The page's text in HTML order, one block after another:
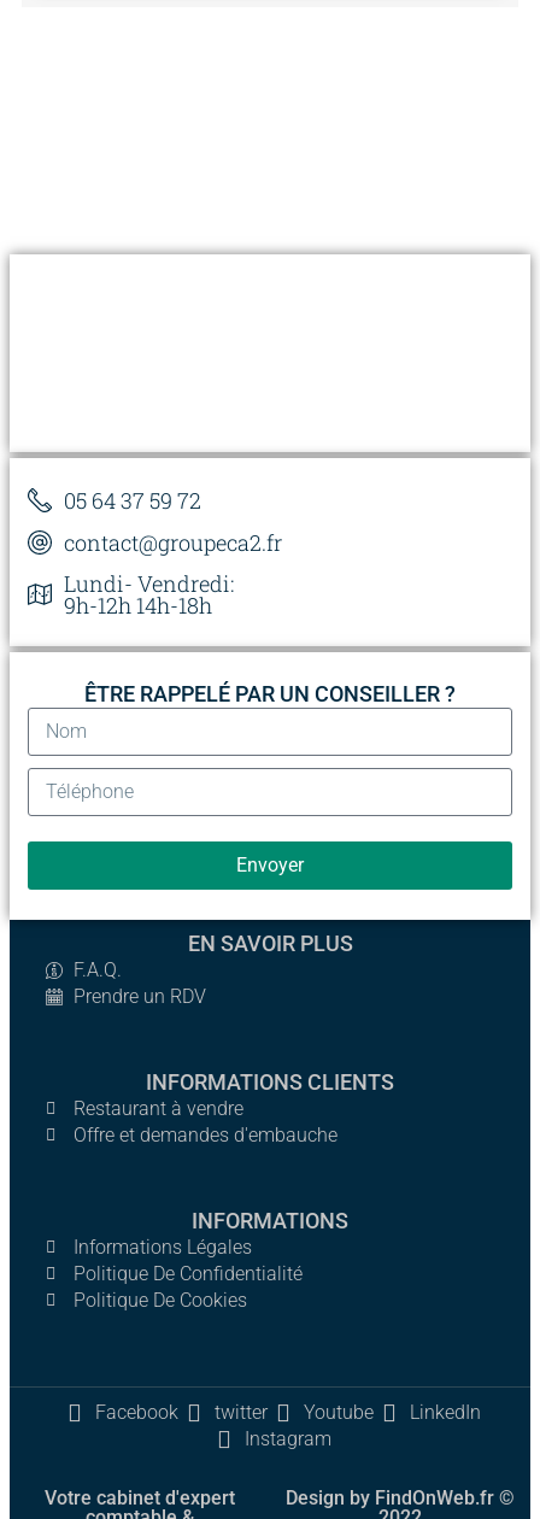
05 64 37 59 72
contact@groupeca2.fr
Lundi- Vendredi:
9h-12h 14h-18h
ÊTRE RAPPELÉ PAR UN CONSEILLER ?
Envoyer
EN SAVOIR PLUS
F.A.Q.
Prendre un RDV
INFORMATIONS CLIENTS
Restaurant à vendre
Offre et demandes d'embauche
INFORMATIONS
Informations Légales
Politique De Confidentialité
Politique De Cookies
Facebook twitter Youtube
LinkedIn
Instagram
Votre cabinet d'expert
Design by FindOnWeb.fr ©